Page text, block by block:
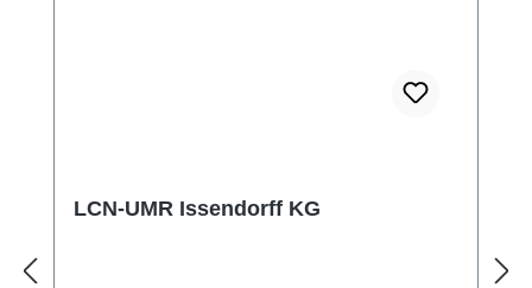
LCN-UMR Issendorff KG